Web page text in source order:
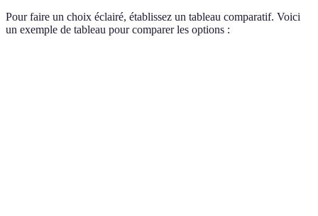
Pour faire un choix éclairé, établissez un tableau comparatif. Voici
un exemple de tableau pour comparer les options :